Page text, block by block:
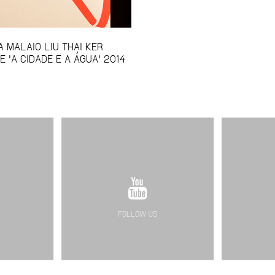
MALAIO LIU THAI KER
'A CIDADE E A ÁGUA' 2014
FOLLOW US